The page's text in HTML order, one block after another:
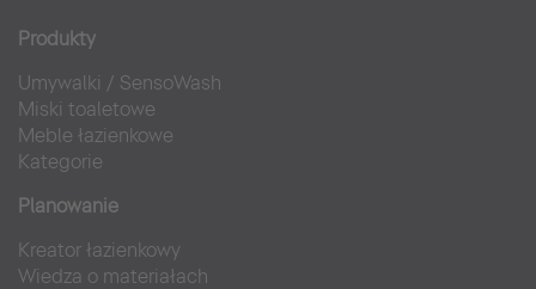
Produkty
Umywalki / SensoWash
Miski toaletowe
Meble łazienkowe
Kategorie
Planowanie
Kreator łazienkowy
Wiedza o materiałach